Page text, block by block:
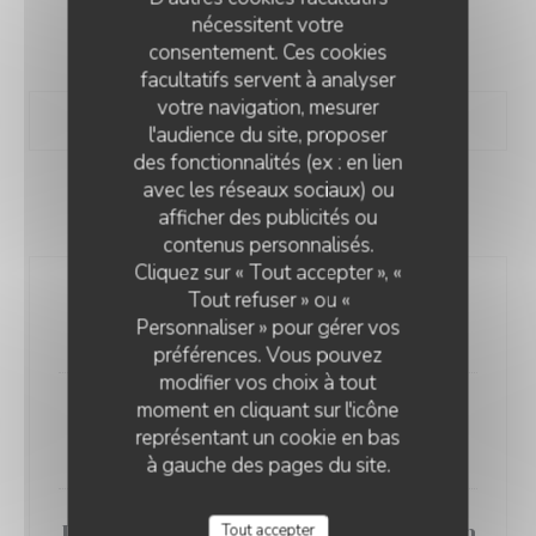
nécessitent votre
consentement. Ces cookies
facultatifs servent à analyser
votre navigation, mesurer
l'audience du site, proposer
des fonctionnalités (ex : en lien
avec les réseaux sociaux) ou
afficher des publicités ou
contenus personnalisés.
Cliquez sur « Tout accepter », «
Tout refuser » ou «
Personnaliser » pour gérer vos
préférences. Vous pouvez
modifier vos choix à tout
moment en cliquant sur l'icône
représentant un cookie en bas
à gauche des pages du site.
Tout accepter
MISES EN BOUCHE
ENTRÉES
Poêlée de Cuisses de Grenouilles à
l'ail et Persil
Foie gras de Canard/Confit de
Pêches parfumé à la Verveine